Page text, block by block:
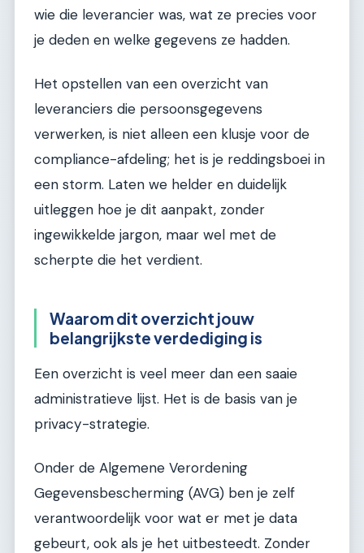
wie die leverancier was, wat ze precies voor
je deden en welke gegevens ze hadden.
Het opstellen van een overzicht van
leveranciers die persoonsgegevens
verwerken, is niet alleen een klusje voor de
compliance-afdeling; het is je reddingsboei in
een storm. Laten we helder en duidelijk
uitleggen hoe je dit aanpakt, zonder
ingewikkelde jargon, maar wel met de
scherpte die het verdient.
Waarom dit overzicht jouw
belangrijkste verdediging is
Een overzicht is veel meer dan een saaie
administratieve lijst. Het is de basis van je
privacy-strategie.
Onder de Algemene Verordening
Gegevensbescherming (AVG) ben je zelf
verantwoordelijk voor wat er met je data
gebeurt, ook als je het uitbesteedt. Zonder